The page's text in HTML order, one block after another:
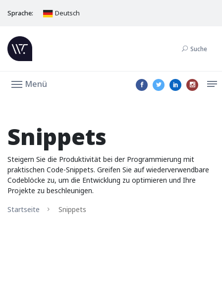
Sprache: Deutsch
Suche
Menü
Snippets
Steigern Sie die Produktivität bei der Programmierung mit
praktischen Code-Snippets. Greifen Sie auf wiederverwendbare
Codeblöcke zu, um die Entwicklung zu optimieren und Ihre
Projekte zu beschleunigen.
Startseite
Snippets